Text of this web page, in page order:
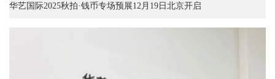
华艺国际2025秋拍·钱币专场预展12月19日北京开启